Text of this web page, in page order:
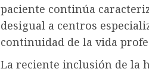
paciente continúa
desigual a centros
continuidad de la vida
La reciente inclusión de la